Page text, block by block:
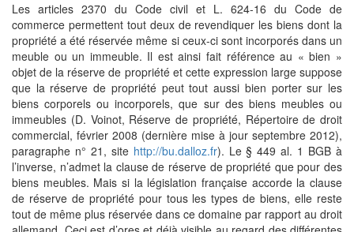
Les articles 2370 du Code civil et L. 624-16 du Code de
commerce permettent tout deux de revendiquer les biens dont la
propriété a été réservée même si ceux-ci sont incorporés dans un
meuble ou un immeuble. Il est ainsi fait référence au « bien »
objet de la réserve de propriété et cette expression large suppose
que la réserve de propriété peut tout aussi bien porter sur les
biens corporels ou incorporels, que sur des biens meubles ou
immeubles (D. Voinot, Réserve de propriété, Répertoire de droit
commercial, février 2008 (dernière mise à jour septembre 2012),
paragraphe n° 21, site http://bu.dalloz.fr). Le § 449 al. 1 BGB à
l’inverse, n’admet la clause de réserve de propriété que pour des
biens meubles. Mais si la législation française accorde la clause
de réserve de propriété pour tous les types de biens, elle reste
tout de même plus réservée dans ce domaine par rapport au droit